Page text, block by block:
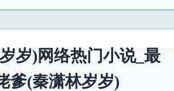
岁)网络热门小说_最
爹(秦潇林岁岁)